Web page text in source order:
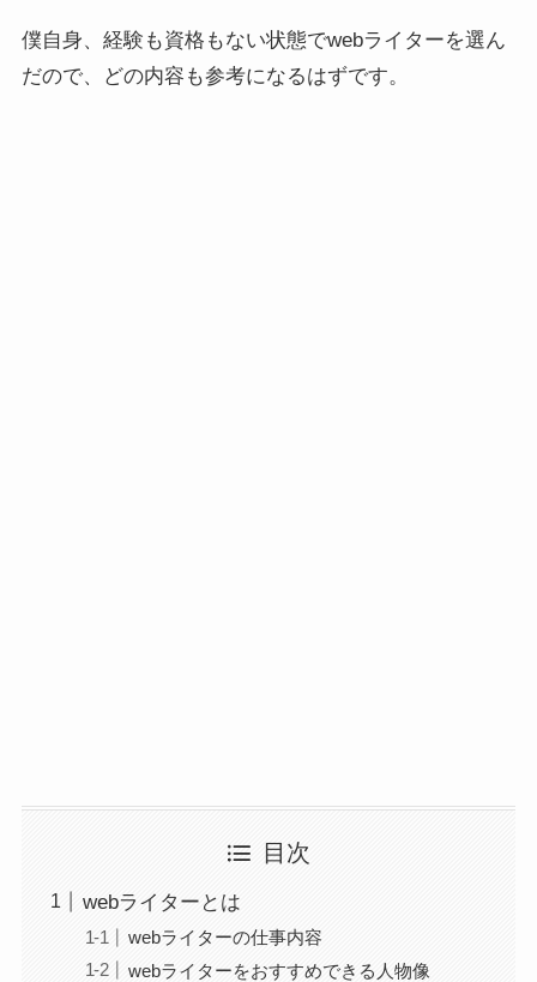
僕自身、経験も資格もない状態でwebライターを選ん
だので、どの内容も参考になるはずです。
目次
webライターとは
webライターの仕事内容
webライターをおすすめできる人物像